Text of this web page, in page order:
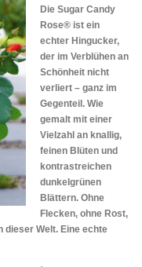
Die Sugar Candy
Rose® ist ein
echter Hingucker,
der im Verblühen an
Schönheit nicht
verliert – ganz im
Gegenteil. Wie
gemalt mit einer
Vielzahl an knallig,
feinen Blüten und
kontrastreichen
dunkelgrünen
Blättern. Ohne
Flecken, ohne Rost,
dieser Welt. Eine echte